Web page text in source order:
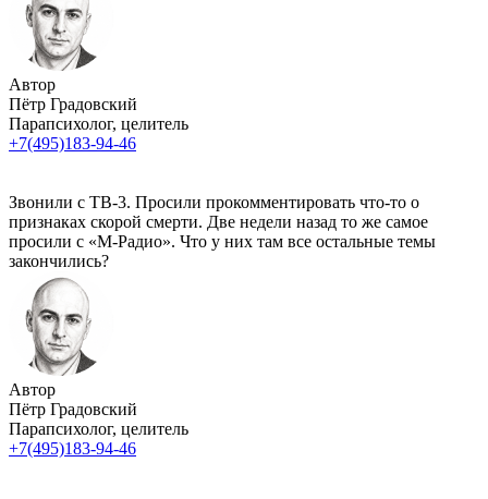
Автор
Пётр Градовский
Парапсихолог, целитель
+7(495)183-94-46
Звонили с ТВ-3. Просили прокомментировать что-то о
признаках скорой смерти. Две недели назад то же самое
просили с «М-Радио». Что у них там все остальные темы
закончились?
Автор
Пётр Градовский
Парапсихолог, целитель
+7(495)183-94-46